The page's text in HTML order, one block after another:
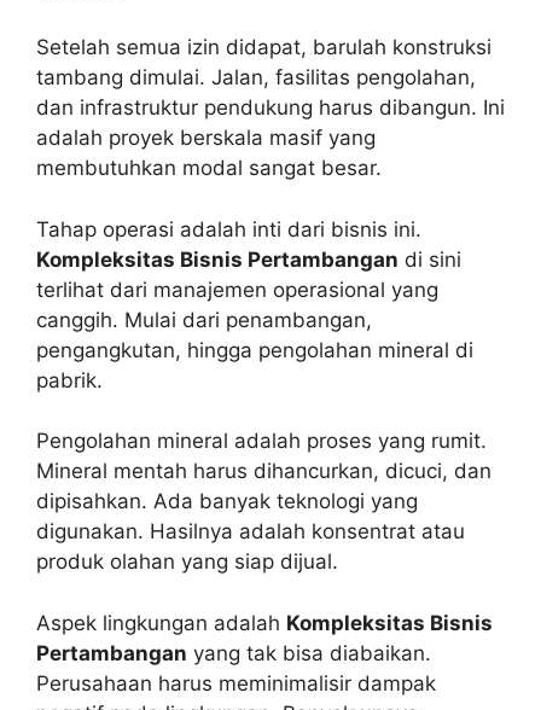
Setelah semua izin didapat, barulah konstruksi
tambang dimulai. Jalan, fasilitas pengolahan,
dan infrastruktur pendukung harus dibangun. Ini
adalah proyek berskala masif yang
membutuhkan modal sangat besar.
Tahap operasi adalah inti dari bisnis ini.
Kompleksitas Bisnis Pertambangan di sini
terlihat dari manajemen operasional yang
canggih. Mulai dari penambangan,
pengangkutan, hingga pengolahan mineral di
pabrik.
Pengolahan mineral adalah proses yang rumit.
Mineral mentah harus dihancurkan, dicuci, dan
dipisahkan. Ada banyak teknologi yang
digunakan. Hasilnya adalah konsentrat atau
produk olahan yang siap dijual.
Aspek lingkungan adalah Kompleksitas Bisnis
Pertambangan yang tak bisa diabaikan.
Perusahaan harus meminimalisir dampak